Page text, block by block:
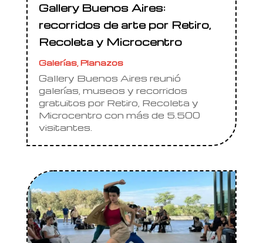
Gallery Buenos Aires:
recorridos de arte por Retiro,
Recoleta y Microcentro
Galerías, Planazos
Gallery Buenos Aires reunió
galerías, museos y recorridos
gratuitos por Retiro, Recoleta y
Microcentro con más de 5.500
visitantes.